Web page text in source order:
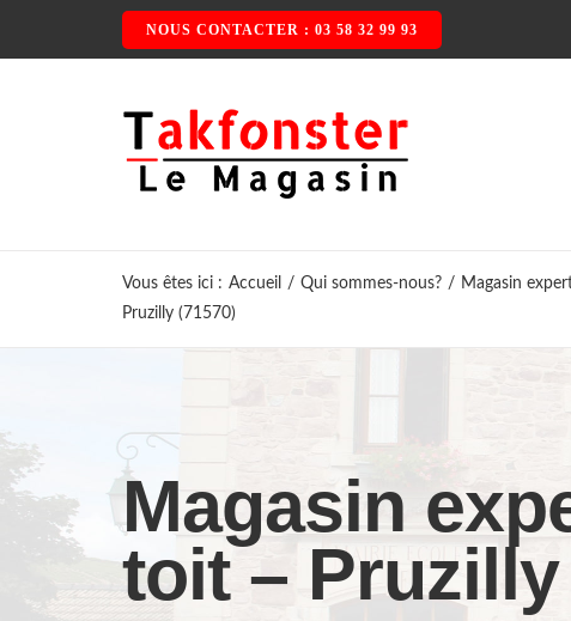
NOUS CONTACTER : 03 58 32 99 93
Vous êtes ici : Accueil / Qui sommes-nous? / Magasin
Pruzilly (71570)
Magasin
toit – Pruzilly